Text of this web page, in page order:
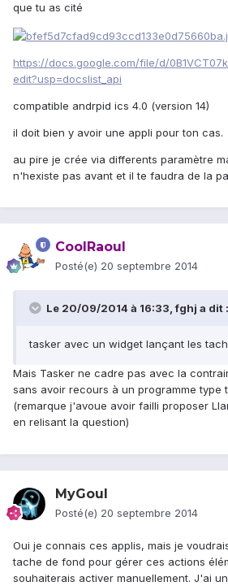
que tu as cité
https://docs.google.com/file/d/
edit?usp=docslist_api
compatible andrpid ics 4.0 (version 14)
il doit bien y avoir une appli pour ton cas.
au pire je crée via differents paramètre
n'hexiste pas avant et il te faudra de la
CoolRaoul
Posté(e) 20 septembre 2014
Le 20/09/2014 à 16:33, fghj a dit :
tasker avec un widget lançant les
Mais Tasker ne cadre pas avec la
sans avoir recours à un programme type
(remarque j'avoue avoir failli proposer
en relisant la question)
MyGoul
Posté(e) 20 septembre 2014
Oui je connais ces applis, mais je
tache de fond pour gérer ces actions
souhaiterais activer manuellement. J'ai